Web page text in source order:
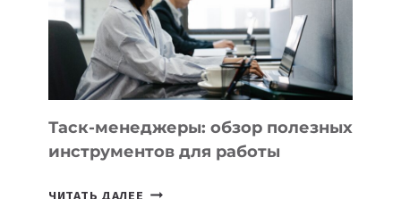
ИСКУССТВЕННОМУ
ИНТЕЛЛЕКТУ
Таск-менеджеры: обзор полезных
инструментов для работы
ЧИТАТЬ ДАЛЕЕ ТАСК-